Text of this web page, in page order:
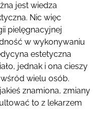
jest wiedza
Nic więc
pielęgnacyjnej
w wykonywaniu
estetyczna
jednak i ona cieszy
wielu osób.
znamiona, zmiany
to z lekarzem